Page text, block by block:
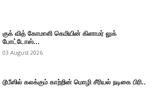
குக் வித் கோமாளி கெமியின் கிளாமர் லுக்
போட்டோஸ்...
03 August 2026
டூபீஸில் கலக்கும் காற்றின் மொழி சீரியல் நடிகை பிரி..